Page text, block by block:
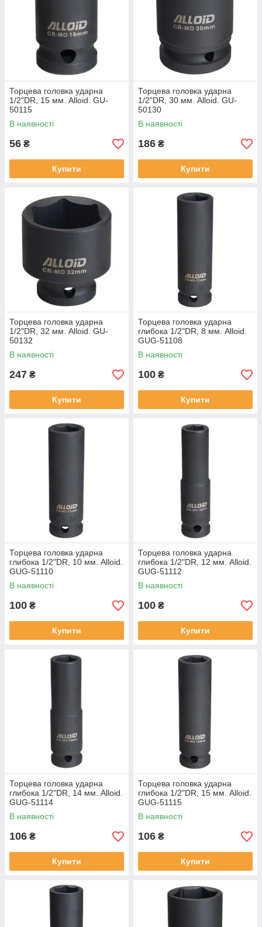
Торцева головка ударна
1/2"DR, 15 мм. Alloid. GU-
50115
В наявності
56 ₴
Купити
Торцева головка ударна
1/2"DR, 30 мм. Alloid. GU-
50130
В наявності
186 ₴
Купити
Торцева головка ударна
1/2"DR, 32 мм. Alloid. GU-
50132
В наявності
247 ₴
Купити
Торцева головка ударна
глибока 1/2"DR, 8 мм. Alloid.
GUG-51108
В наявності
100 ₴
Купити
Торцева головка ударна
глибока 1/2"DR, 10 мм. Alloid.
GUG-51110
В наявності
100 ₴
Купити
Торцева головка ударна
глибока 1/2"DR, 12 мм. Alloid.
GUG-51112
В наявності
100 ₴
Купити
Торцева головка ударна
глибока 1/2"DR, 14 мм. Alloid.
GUG-51114
В наявності
106 ₴
Купити
Торцева головка ударна
глибока 1/2"DR, 15 мм. Alloid.
GUG-51115
В наявності
106 ₴
Купити